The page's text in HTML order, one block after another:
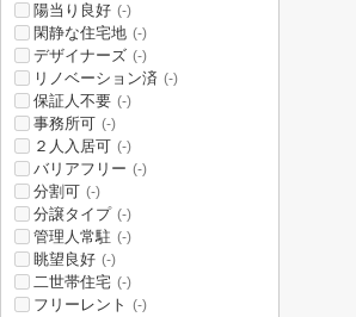
陽当り良好 (-)
閑静な住宅地 (-)
デザイナーズ (-)
リノベーション済 (-)
保証人不要 (-)
事務所可 (-)
２人入居可 (-)
バリアフリー (-)
分割可 (-)
分譲タイプ (-)
管理人常駐 (-)
眺望良好 (-)
二世帯住宅 (-)
フリーレント (-)